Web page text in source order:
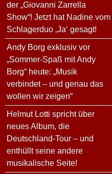
der „Giovanni Zarrella
Show“! Jetzt hat Nadine vom
Schlagerduo ‚Ja‘ gesagt!
Andy Borg exklusiv vor
„Sommer-Spaß mit Andy
Borg“ heute: „Musik
verbindet – und genau das
wollen wir zeigen“
Helmut Lotti spricht über
neues Album, die
Deutschland-Tour – und
enthüllt seine andere
musikalische Seite!